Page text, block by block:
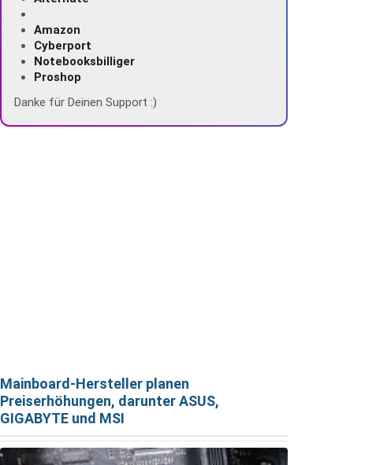
Amazon
Cyberport
Notebooksbilliger
Proshop
Danke für Deinen Support :)
Mainboard-Hersteller planen
Preiserhöhungen, darunter ASUS,
GIGABYTE und MSI